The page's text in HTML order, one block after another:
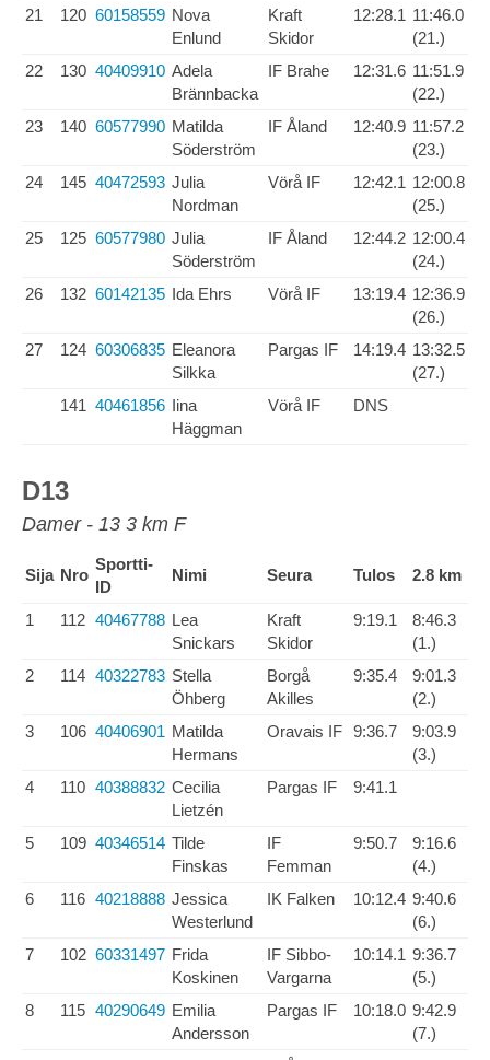
21
120 60158559 Nova
Enlund
Kraft
Skidor
12:28.1 11:46.0
(21.)
22
130 40409910 Adela
Brännbacka
IF Brahe 12:31.6 11:51.9
(22.)
23
140 60577990 Matilda
Söderström
IF Åland 12:40.9 11:57.2
(23.)
24
145 40472593 Julia
Nordman
Vörå IF 12:42.1 12:00.8
(25.)
25
125 60577980 Julia
Söderström
IF Åland 12:44.2 12:00.4
(24.)
26
132 60142135 Ida Ehrs Vörå IF 13:19.4 12:36.9
(26.)
27
124 60306835 Eleanora
Silkka
Pargas IF 14:19.4 13:32.5
(27.)
141 40461856 Iina
Häggman
Vörå IF DNS
D13
Damer - 13 3 km F
Sija Nro
Sportti-
ID
Nimi Seura Tulos 2.8 km
1 112 40467788 Lea
Snickars
Kraft
Skidor
9:19.1
8:46.3
(1.)
2
114 40322783 Stella
Öhberg
Borgå
Akilles
9:35.4
9:01.3
(2.)
3
106 40406901 Matilda
Hermans
Oravais IF 9:36.7
9:03.9
(3.)
4
110 40388832 Cecilia
Lietzén
Pargas IF 9:41.1
5 109 40346514 Tilde
Finskas
IF
Femman
9:50.7
9:16.6
(4.)
6
116 40218888 Jessica
Westerlund
IK Falken 10:12.4 9:40.6
(6.)
7
102 60331497 Frida
Koskinen
IF Sibbo-
Vargarna
10:14.1 9:36.7
(5.)
8
115 40290649 Emilia
Andersson
Pargas IF 10:18.0 9:42.9
(7.)